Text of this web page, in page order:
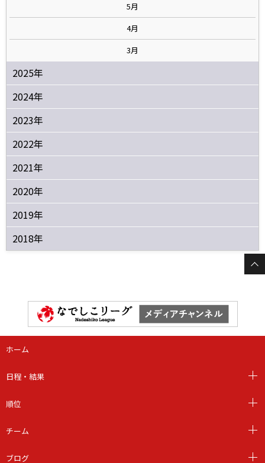
5月
4月
3月
2025年
2024年
2023年
2022年
2021年
2020年
2019年
2018年
ホーム
日程・結果
順位
チーム
ブログ